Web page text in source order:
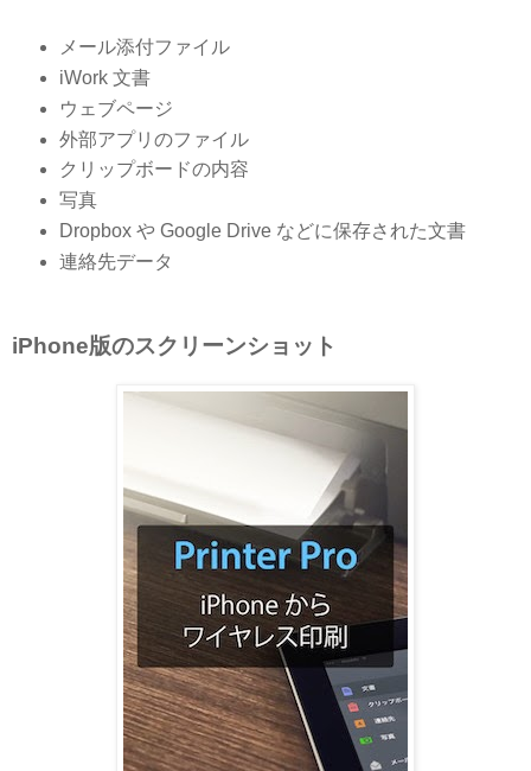
メール添付ファイル
iWork 文書
ウェブページ
外部アプリのファイル
クリップボードの内容
写真
Dropbox や Google Drive などに保存された文書
連絡先データ
iPhone版のスクリーンショット